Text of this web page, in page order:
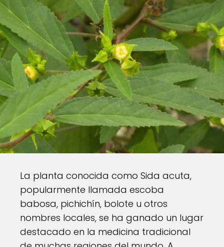
La planta conocida como Sida acuta,
popularmente llamada escoba
babosa, pichichín, bolote u otros
nombres locales, se ha ganado un lugar
destacado en la medicina tradicional